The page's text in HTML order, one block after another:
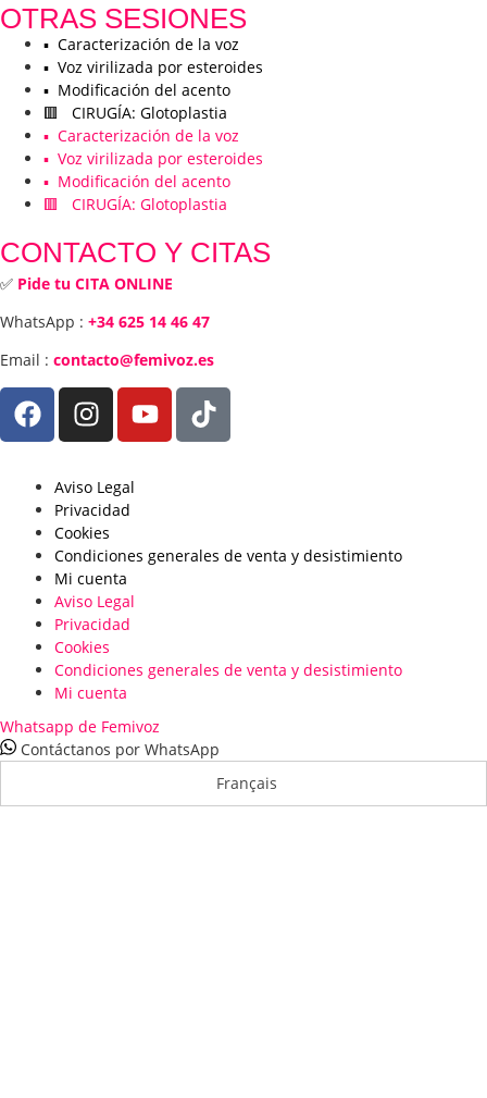
OTRAS SESIONES
▪️ Caracterización de la voz
▪️ Voz virilizada por esteroides
▪️ Modificación del acento
🟥 CIRUGÍA: Glotoplastia
▪️ Caracterización de la voz
▪️ Voz virilizada por esteroides
▪️ Modificación del acento
🟥 CIRUGÍA: Glotoplastia
CONTACTO Y CITAS
✅ Pide tu CITA ONLINE
WhatsApp : +34 625 14 46 47
Email : contacto@femivoz.es
Aviso Legal
Privacidad
Cookies
Condiciones generales de venta y desistimiento
Mi cuenta
Aviso Legal
Privacidad
Cookies
Condiciones generales de venta y desistimiento
Mi cuenta
Whatsapp de Femivoz
Contáctanos por WhatsApp
Français